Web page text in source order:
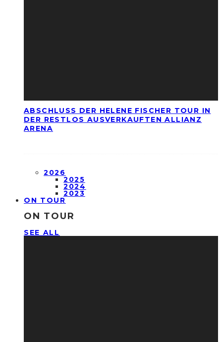
ABSCHLUSS DER HELENE FISCHER TOUR IN
DER RESTLOS AUSVERKAUFTEN ALLIANZ
ARENA
2026
2025
2024
2023
ON TOUR
ON TOUR
SEE ALL